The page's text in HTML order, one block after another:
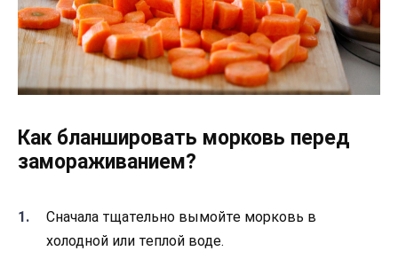
Как бланшировать морковь перед
замораживанием?
Сначала тщательно вымойте морковь в
холодной или теплой воде.